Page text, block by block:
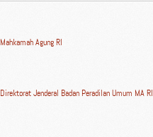
Mahkamah Agung RI
Direktorat Jenderal Badan Peradilan Umum MA RI